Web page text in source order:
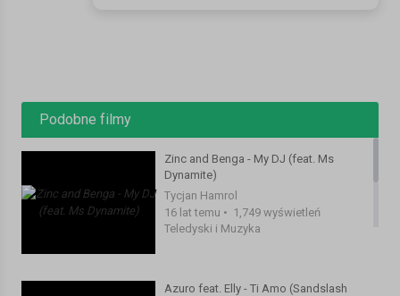
Podobne filmy
Zinc and Benga - My DJ (feat. Ms
Dynamite)
Tycjan Hamrol
16 lat temu • 1,749 wyświetleń
Teledyski i Muzyka
Azuro feat. Elly - Ti Amo (Sandslash